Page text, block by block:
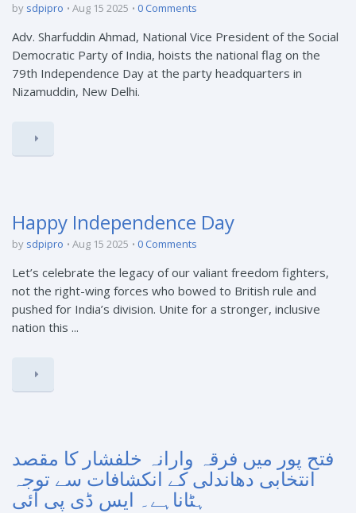
by sdpipro Aug 15 2025 0 Comments
Adv. Sharfuddin Ahmad, National Vice President of the Social
Democratic Party of India, hoists the national flag on the
79th Independence Day at the party headquarters in
Nizamuddin, New Delhi.
Happy Independence Day
by sdpipro Aug 15 2025 0 Comments
Let’s celebrate the legacy of our valiant freedom fighters,
not the right-wing forces who bowed to British rule and
pushed for India’s division. Unite for a stronger, inclusive
nation this ...
فتح پور میں فرقہ وارانہ خلفشار کا مقصد
انتخابی دھاندلی کے انکشافات سے توجہ
ہٹاناہے۔ ایس ڈی پی آئی